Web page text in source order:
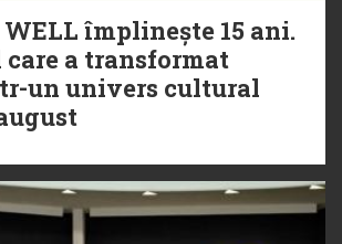
împlinește 15 ani.
a transformat
un univers cultural